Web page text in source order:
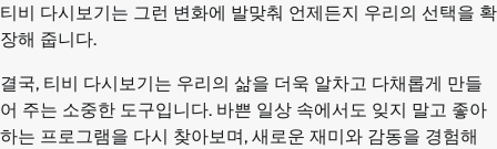
티비 다시보기는 그런 변화에 발맞춰 언제든지 우리의 선택을 확
장해 줍니다.
결국, 티비 다시보기는 우리의 삶을 더욱 알차고 다채롭게 만들
어 주는 소중한 도구입니다. 바쁜 일상 속에서도 잊지 말고 좋아
하는 프로그램을 다시 찾아보며, 새로운 재미와 감동을 경험해